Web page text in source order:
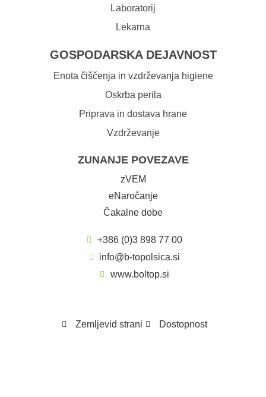
Laboratorij
Lekarna
GOSPODARSKA DEJAVNOST
Enota čiščenja in vzdrževanja higiene
Oskrba perila
Priprava in dostava hrane
Vzdrževanje
ZUNANJE POVEZAVE
zVEM
eNaročanje
Čakalne dobe
+386 (0)3 898 77 00
info@b-topolsica.si
www.boltop.si
Zemljevid strani Dostopnost